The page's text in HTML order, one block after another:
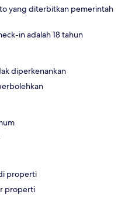
yang diterbitkan pemerintah
in adalah 18 tahun
diperkenankan
properti
properti